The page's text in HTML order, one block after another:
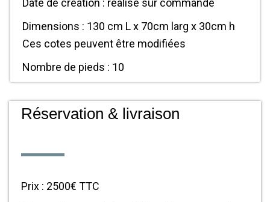
Date de création : réalisé sur commande
Dimensions : 130 cm L x 70cm larg x 30cm h
Ces cotes peuvent être modifiées
Nombre de pieds : 10
Réservation & livraison
Prix : 2500€ TTC